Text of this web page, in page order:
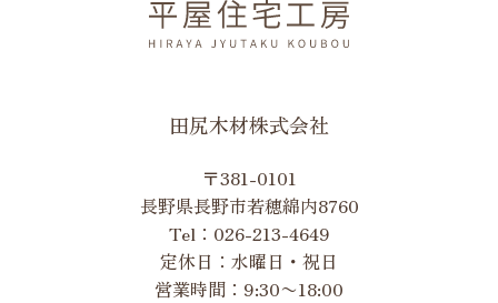
田尻木材株式会社
〒381-0101
長野県長野市若穂綿内8760
Tel： 026-213-4649
定休日：水曜日・祝日
営業時間：9:30〜18:00